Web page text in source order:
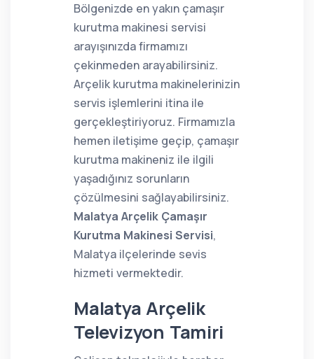
Bölgenizde en yakın çamaşır
kurutma makinesi servisi
arayışınızda firmamızı
çekinmeden arayabilirsiniz.
Arçelik kurutma makinelerinizin
servis işlemlerini itina ile
gerçekleştiriyoruz. Firmamızla
hemen iletişime geçip, çamaşır
kurutma makineniz ile ilgili
yaşadığınız sorunların
çözülmesini sağlayabilirsiniz.
Malatya Arçelik Çamaşır
Kurutma Makinesi Servisi,
Malatya ilçelerinde sevis
hizmeti vermektedir.
Malatya Arçelik
Televizyon Tamiri